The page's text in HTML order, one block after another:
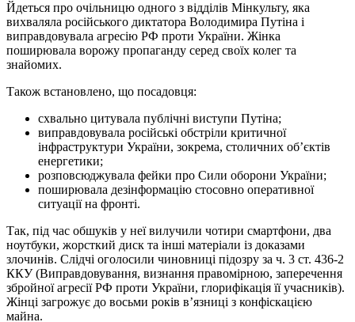
Йдеться про очільницю одного з відділів Мінкульту, яка
вихваляла російського диктатора Володимира Путіна і
виправдовувала агресію РФ проти України. Жінка
поширювала ворожу пропаганду серед своїх колег та
знайомих.
Також встановлено, що посадовця:
схвально цитувала публічні виступи Путіна;
виправдовувала російські обстріли критичної
інфраструктури України, зокрема, столичних об’єктів
енергетики;
розповсюджувала фейки про Сили оборони України;
поширювала дезінформацію стосовно оперативної
ситуації на фронті.
Так, під час обшуків у неї вилучили чотири смартфони, два
ноутбуки, жорсткий диск та інші матеріали із доказами
злочинів. Слідчі оголосили чиновниці підозру за ч. 3 ст. 436-2
ККУ (Виправдовування, визнання правомірною, заперечення
збройної агресії РФ проти України, глорифікація її учасників).
Жінці загрожує до восьми років в’язниці з конфіскацією
майна.